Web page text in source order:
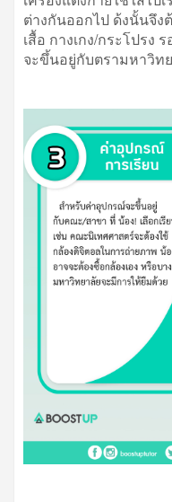
ต่างกันออกไป ด้งนั้นจึง
เสื้อ กางเกง/กระโปรง
จะขึ้นอยู่กับตรามหาวิท